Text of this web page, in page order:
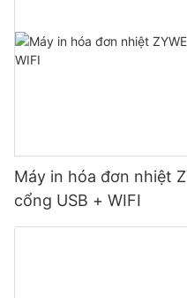
Máy in hóa đơn nhiệt
cổng USB + WIFI